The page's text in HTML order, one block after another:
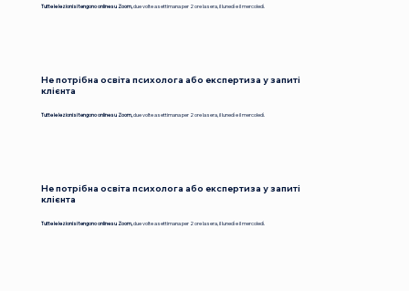
Tutte le lezioni si tengono online su Zoom,due volte a settimana per 2 ore la sera, il lunedì e il mercoledì.
Не потрібна освіта психолога або експертиза у запиті
клієнта
Tutte le lezioni si tengono online su Zoom,due volte a settimana per 2 ore la sera, il lunedì e il mercoledì.
Не потрібна освіта психолога або експертиза у запиті
клієнта
Tutte le lezioni si tengono online su Zoom,due volte a settimana per 2 ore la sera, il lunedì e il mercoledì.